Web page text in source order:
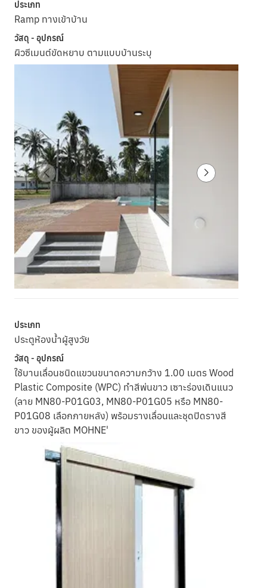
ประเภท
Ramp ทางเข้าบ้าน
วัสดุ - อุปกรณ์
ผิวซีเมนต์ขัดหยาบ ตามแบบบ้านระบุ
ประเภท
ประตูห้องน้ำผู้สูงวัย
วัสดุ - อุปกรณ์
ใช้บานเลื่อนชนิดแขวนขนาดความกว้าง 1.00 เมตร Wood
Plastic Composite (WPC) ทำสีพ่นขาว เซาะร่องเดินแนว
(ลาย MN80-P01G03, MN80-P01G05 หรือ MN80-
P01G08 เลือกภายหลัง) พร้อมรางเลื่อนและชุดปิดรางสี
ขาว ของผู้ผลิต MOHNE'